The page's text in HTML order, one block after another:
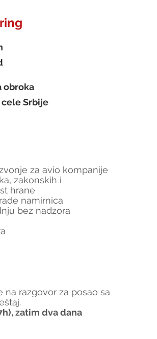
obroka
Srbije
za avio kompanije
zakonskih i
hrane
namirnica
bez nadzora
razgovor za posao sa
zatim dva dana